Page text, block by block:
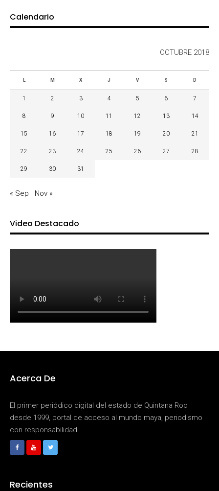
Calendario
OCTUBRE 2018
L M X J V S D
1 2 3 4 5 6 7
8 9 10 11 12 13 14
15 16 17 18 19 20 21
22 23 24 25 26 27 28
29 30 31
« Sep Nov »
Video Destacado
Acerca De
El primer periódico digital del estado de Quintana Roo
desde 1999, portal de acceso al mundo maya, periodismo
con responsabilidad.
Recientes